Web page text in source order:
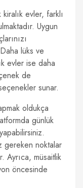
evler, farklı
Uygun
lüks ve
evler ise daha
de
sunar.
oldukça
günlük
gereken noktalar
Ayrıca, müsaitlik
öncesinde